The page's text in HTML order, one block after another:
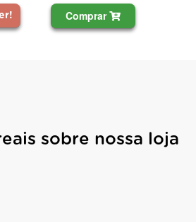
Comprar
sobre nossa loja